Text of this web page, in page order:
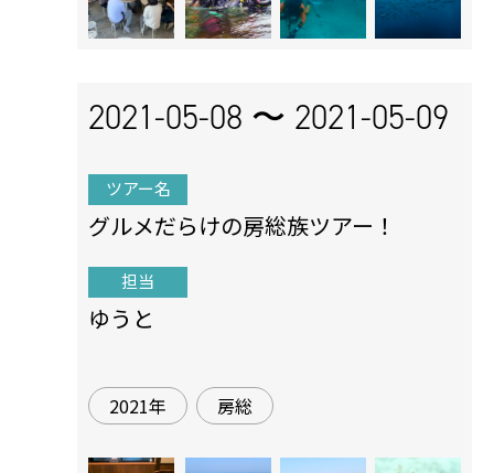
2021-05-08 〜 2021-05-09
ツアー名
グルメだらけの房総族ツアー！
担当
ゆうと
2021年 房総